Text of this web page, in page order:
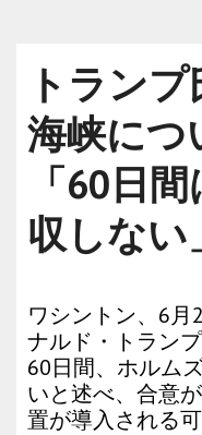
トラン
海峡につ
「60日
収しない
ワシントン、6月
ナルド・トラン
60日間、ホルム
いと述べ、合意
置が導入される